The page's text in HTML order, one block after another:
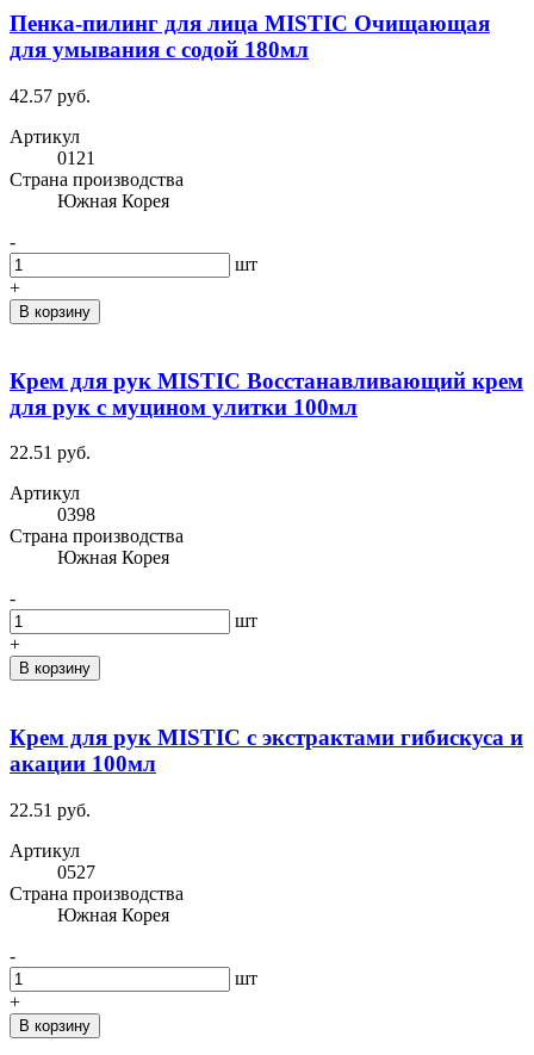
Пенка-пилинг для лица MISTIC Очищающая
для умывания с содой 180мл
42.57 руб.
Артикул
0121
Cтрана производства
Южная Корея
-
шт
+
В корзину
Крем для рук MISTIC Восстанавливающий крем
для рук с муцином улитки 100мл
22.51 руб.
Артикул
0398
Cтрана производства
Южная Корея
-
шт
+
В корзину
Крем для рук MISTIC с экстрактами гибискуса и
акации 100мл
22.51 руб.
Артикул
0527
Cтрана производства
Южная Корея
-
шт
+
В корзину